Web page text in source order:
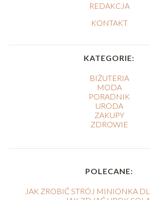
REDAKCJA
KONTAKT
KATEGORIE:
BIŻUTERIA
MODA
PORADNIK
URODA
ZAKUPY
ZDROWIE
POLECANE:
JAK ZROBIĆ STRÓJ MINIONKA